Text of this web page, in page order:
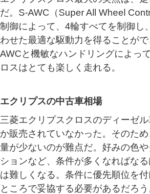
だ。S-AWC（Super All Wheel
制御によって、4輪すべてを制御し
わせた最適な駆動力を得ることが
AWCと機敏なハンドリングによっ
ロスはとても楽しく走れる。
エクリプスの中古車相場
三菱エクリプスクロスのディーゼ
か販売されていなかった。そのた
量が少ないのが難点だ。好みの色
ションなど、条件が多くなればな
は難しくなる。条件に優先順位を
ところで妥協する必要があるだろう